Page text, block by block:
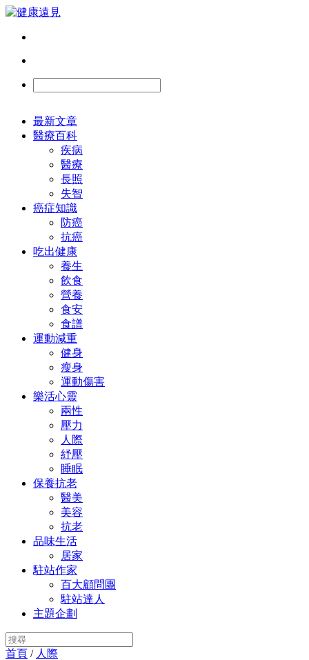
最新文章
醫療百科
疾病
醫療
長照
失智
癌症知識
防癌
抗癌
吃出健康
養生
飲食
營養
食安
食譜
運動減重
健身
瘦身
運動傷害
樂活心靈
兩性
壓力
人際
紓壓
睡眠
保養抗老
醫美
美容
抗老
品味生活
居家
駐站作家
百大顧問團
駐站達人
主題企劃
首頁 / 人際